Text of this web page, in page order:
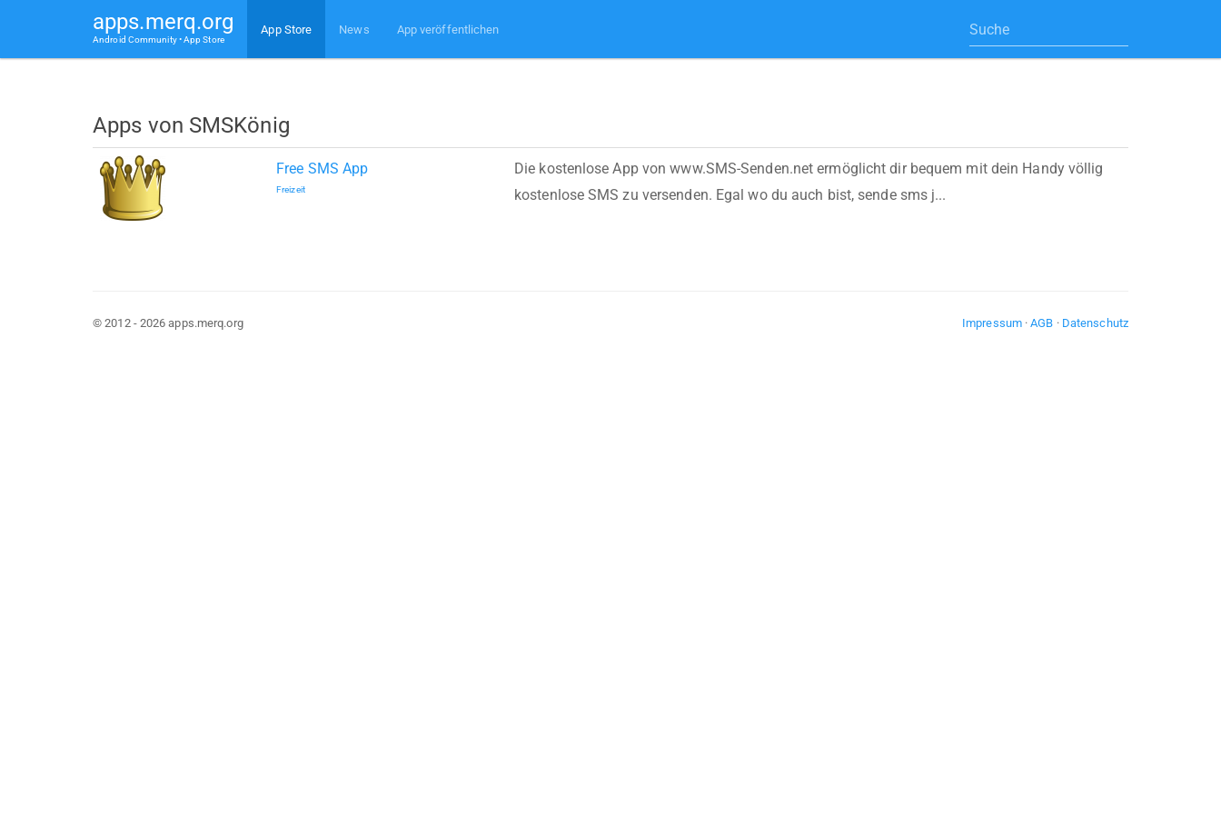
apps.merq.org
Android Community • App Store
App Store News App veröffentlichen
Apps von SMSKönig
Free SMS App
Freizeit
Die kostenlose App von www.SMS-Senden.net ermöglicht dir bequem mit dein Handy völlig
kostenlose SMS zu versenden. Egal wo du auch bist, sende sms j...
Impressum·AGB · Datenschutz
© 2012 - 2026 apps.merq.org